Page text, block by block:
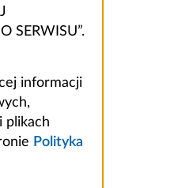
SERWISU”.
informacji
plikach
Polityka